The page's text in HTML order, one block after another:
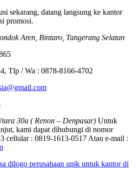
sekarang, datang langsung ke kantor
promosi.
Aren, Bintaro, Tangerang Selatan
Tlp / Wa : 0878-8166-4702
30a ( Renon – Denpasar) Untuk
kami dapat dihubungi di nomor
cellular : 0819-1613-0517 Atau e-mail :
dilogo perusahaan unik untuk kantor di